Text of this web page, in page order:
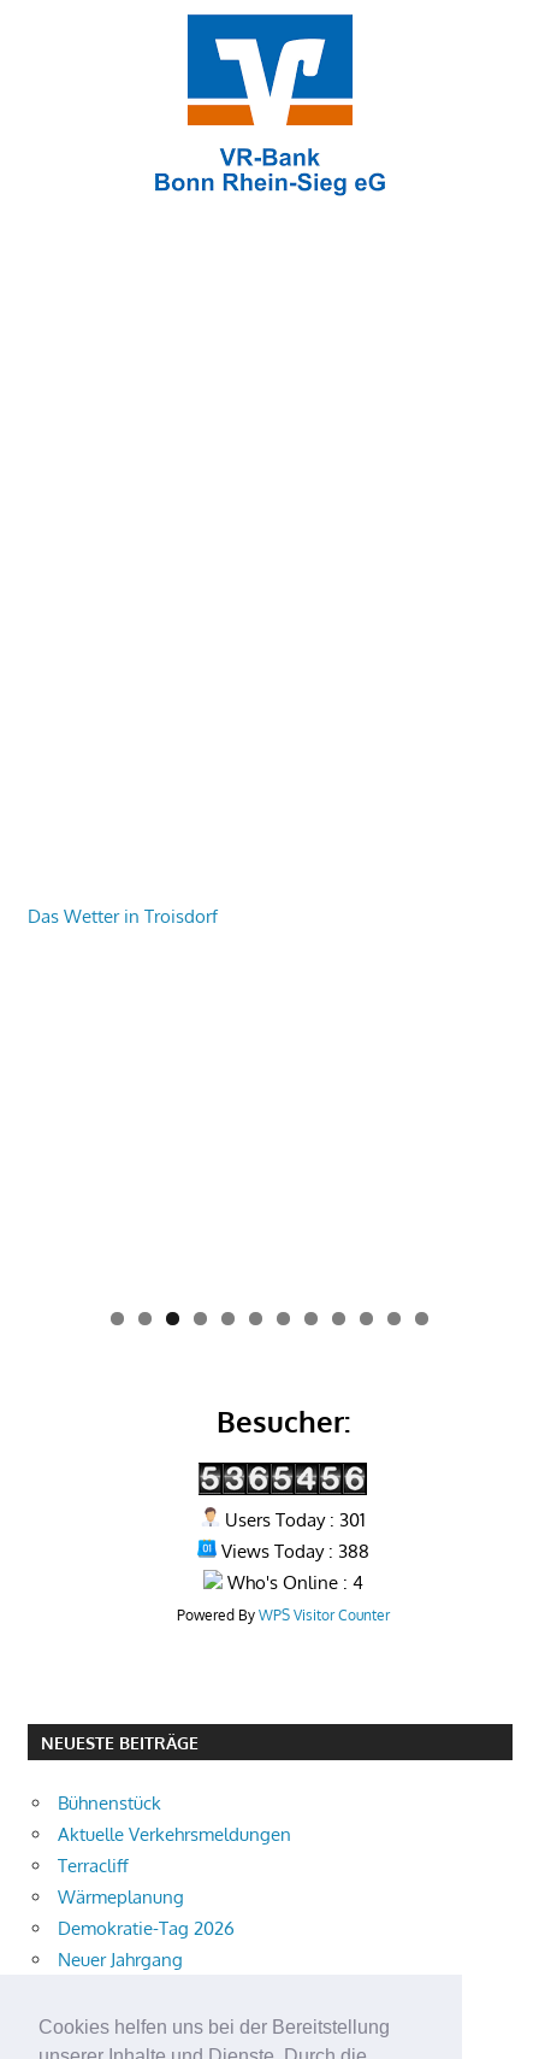
Cookies helfen uns bei der Bereitstellung
Das Wetter in Troisdorf
0 1 2
Besucher:
Users Today : 301
Views Today : 388
Who's Online : 4
Powered By WPS Visitor Counter
NEUESTE BEITRÄGE
Bühnenstück
Aktuelle Verkehrsmeldungen
Terracliff
Wärmeplanung
Demokratie-Tag 2026
Neuer Jahrgang
Neue Auszubildende starten
Schulweg mit i-Dötzchen